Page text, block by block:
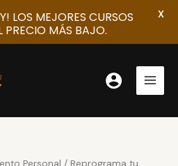
Personal / Reprograma tu
LOS MEJORES CURSOS
PRECIO MÁS BAJO.
X